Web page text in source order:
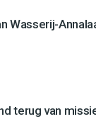
Wasserij-
terug van